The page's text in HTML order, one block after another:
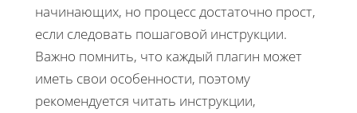
начинающих, но процесс достаточно прост,
если следовать пошаговой инструкции.
Важно помнить, что каждый плагин может
иметь свои особенности, поэтому
рекомендуется читать инструкции,